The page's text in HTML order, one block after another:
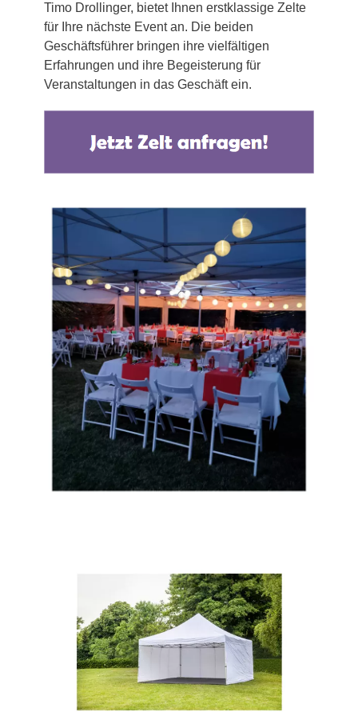
Timo Drollinger, bietet Ihnen erstklassige Zelte
für Ihre nächste Event an. Die beiden
Geschäftsführer bringen ihre vielfältigen
Erfahrungen und ihre Begeisterung für
Veranstaltungen in das Geschäft ein.